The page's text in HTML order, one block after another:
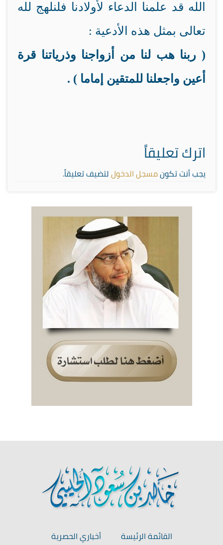
الله قد علمنا الدعاء لأولادنا فلنلهج لله
تعالى بمثل هذه الأدعية :
( ربنا هب لنا من أزواجنا وذرياتنا قرة
أعين واجعلنا للمتقين إماما ) .
اترك تعليقاً
يجب أنت تكونمسجل الدخوللتضيف تعليقاً.
القائمة الرئيسة
أخباري الحصرية